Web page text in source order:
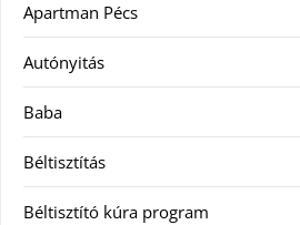
Apartman Pécs
Autónyitás
Baba
Béltisztítás
Béltisztító kúra program